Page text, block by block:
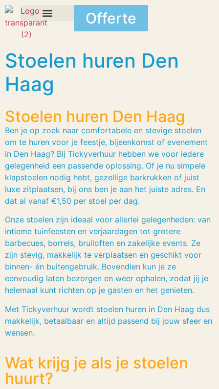
Offerte
Stoelen huren Den
Haag
Stoelen huren Den Haag
Ben je op zoek naar comfortabele en stevige stoelen
om te huren voor je feestje, bijeenkomst of evenement
in Den Haag? Bij Tickyverhuur hebben we voor iedere
gelegenheid een passende oplossing. Of je nu simpele
klapstoelen nodig hebt, gezellige barkrukken of juist
luxe zitplaatsen, bij ons ben je aan het juiste adres. En
dat al vanaf €1,50 per stoel per dag.
Onze stoelen zijn ideaal voor allerlei gelegenheden: van
intieme tuinfeesten en verjaardagen tot grotere
barbecues, borrels, bruiloften en zakelijke events. Ze
zijn stevig, makkelijk te verplaatsen en geschikt voor
binnen- én buitengebruik. Bovendien kun je ze
eenvoudig laten bezorgen en weer ophalen, zodat jij je
helemaal kunt richten op je gasten en het genieten.
Met Tickyverhuur wordt stoelen huren in Den Haag dus
makkelijk, betaalbaar en altijd passend bij jouw sfeer en
wensen.
Wat krijg je als je stoelen
huurt?